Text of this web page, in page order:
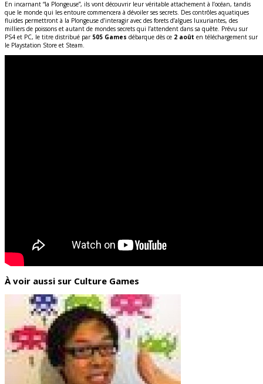
En incarnant “la Plongeuse”, ils vont découvrir leur véritable attachement à l’océan, tandis
que le monde qui les entoure commencera à dévoiler ses secrets. Des contrôles aquatiques
fluides permettront à la Plongeuse d’interagir avec des forets d’algues luxuriantes, des
milliers de poissons et autant de mondes secrets qui l’attendent dans sa quête. Prévu sur
PS4 et PC, le titre distribué par 505 Games débarque dès ce 2 août en téléchargement sur
le Playstation Store et Steam.
À voir aussi sur Culture Games